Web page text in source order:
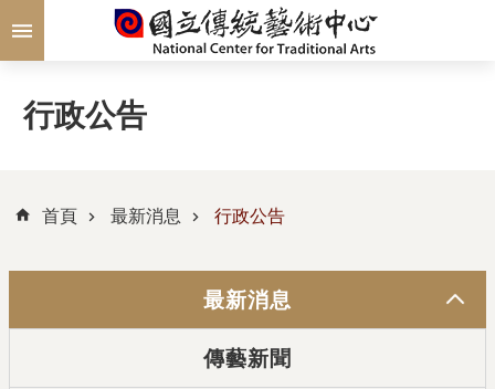
跳到主要內容區塊
行政公告
首頁 最新消息 行政公告
最新消息
傳藝新聞